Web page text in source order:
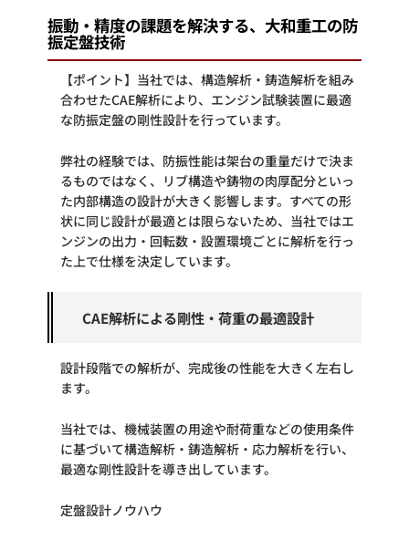
振動・精度の課題を解決する、大和重工の防
振定盤技術
【ポイント】当社では、構造解析・鋳造解析を組み
合わせたCAE解析により、エンジン試験装置に最適
な防振定盤の剛性設計を行っています。
弊社の経験では、防振性能は架台の重量だけで決ま
るものではなく、リブ構造や鋳物の肉厚配分といっ
た内部構造の設計が大きく影響します。すべての形
状に同じ設計が最適とは限らないため、当社ではエ
ンジンの出力・回転数・設置環境ごとに解析を行っ
た上で仕様を決定しています。
CAE解析による剛性・荷重の最適設計
設計段階での解析が、完成後の性能を大きく左右し
ます。
当社では、機械装置の用途や耐荷重などの使用条件
に基づいて構造解析・鋳造解析・応力解析を行い、
最適な剛性設計を導き出しています。
定盤設計ノウハウ